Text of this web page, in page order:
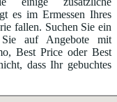
es im Ermessen Ihres
fallen. Suchen Sie ein
Sie auf Angebote mit
Best Price oder Best
dass Ihr gebuchtes